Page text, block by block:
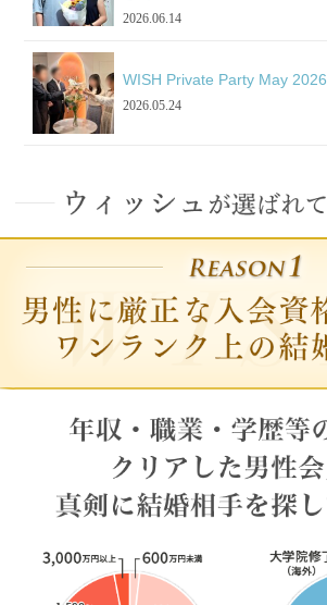
2026.06.14
WISH Private Party May 2026
2026.05.24